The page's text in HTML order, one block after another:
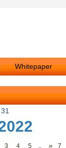
Whitepaper
31
3 4 5 » 7